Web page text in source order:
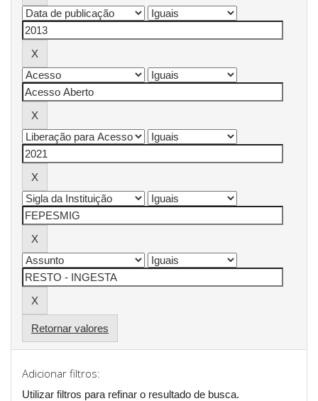
Retornar valores
Adicionar filtros:
Utilizar filtros para refinar o resultado de busca.